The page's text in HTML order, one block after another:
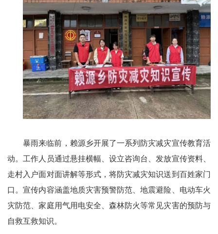
暴雨来临前，赖源乡开展了一系列防灾减灾宣传教育活
动。工作人员通过悬挂横幅、设立咨询台、发放宣传资料、
走村入户面对面讲解等形式，将防灾减灾知识送到百姓家门
口。宣传内容涵盖地质灾害预警防范、地震避险、电动车火
灾防范、家庭用气用电安全、森林防火等常见灾害的预防与
自救互救知识。